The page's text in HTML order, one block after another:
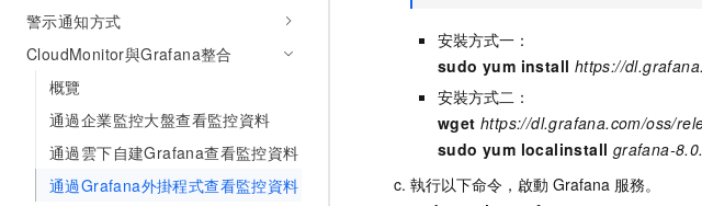
警示通知方式
CloudMonitor與Grafana整合
概覽
通過企業監控大盤查看監控資料
通過雲下自建Grafana查看監控資料
通過Grafana外掛程式查看監控資料
安裝方式一：
sudo yum install https://
安裝方式二：
wget https://dl.grafana.com/oss/
sudo yum localinstall grafana-
執行以下命令，啟動 Grafana 服務。